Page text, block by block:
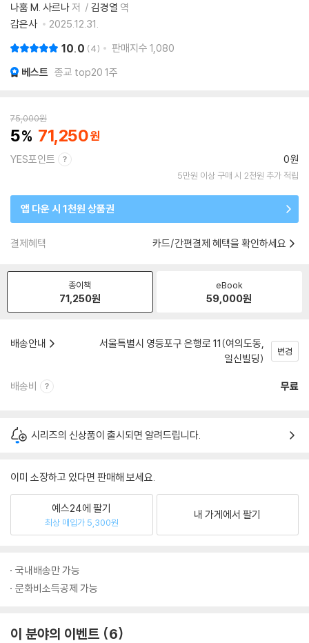
나훔 M. 사르나저 김경열 역
감은사
2025.12.31.
10.0 4 판매지수 1,080
베스트 종교 top20 1주
75,000원
5 71,250
YES포인트 0원
5만원 이상 구매 시 2천원 추가 적립
앱 다운 시 1천원 상품권
결제혜택 카드/간편결제 혜택을 확인하세요
종이책
71,250원
eBook
59,000원
배송안내
서울특별시 영등포구 은행로 11(여의도동,
일신빌딩)
변경
배송비 무료
시리즈의 신상품이 출시되면 알려드립니다.
이미 소장하고 있다면 판매해 보세요.
예스24에 팔기
최상 매입가 5,300원
내 가게에서 팔기
국내배송만 가능
문화비소득공제 가능
이 분야의 이벤트 6